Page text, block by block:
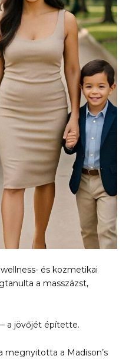
és kozmetikai
a masszázst,
a jövőjét építette.
megnyitotta a Madison’s